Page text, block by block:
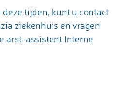
tijden, kunt u contact
ziekenhuis en vragen
arst-assistent Interne